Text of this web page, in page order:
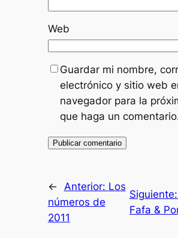
Web
Guardar mi nombre,
electrónico y sitio web
navegador para la
que haga un
← Anterior: Los
números de
2011
Siguiente:
Fafa &